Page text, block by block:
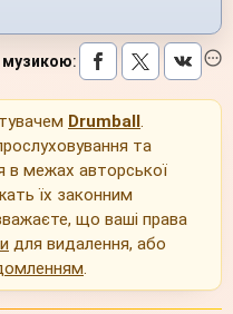
музикою:
Drumball.
та
в межах авторської
їх законним
що ваші права
для видалення, або
.